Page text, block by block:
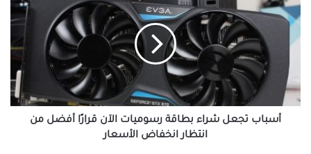
تجعل
شراء
رسوميات
قرارًا
أفضل
من
أسباب تجعل شراء بطاقة رسوميات الآن قرارًا أفضل من
انتظار انخفاض الأسعار